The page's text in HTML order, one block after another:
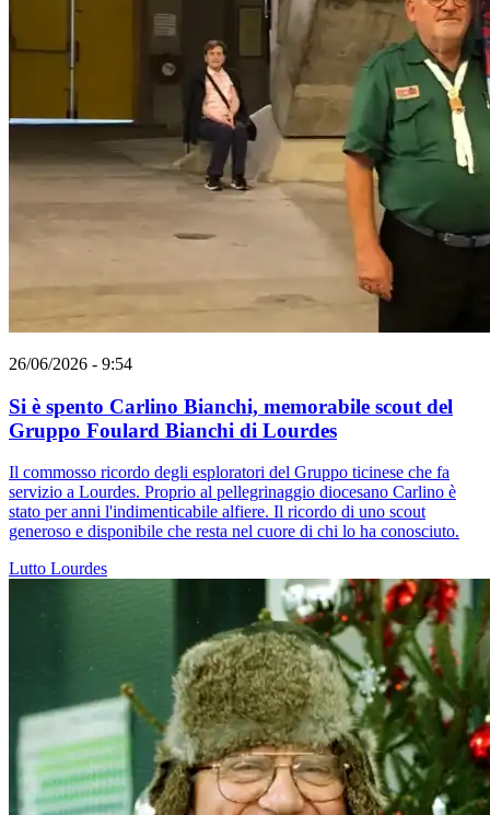
26/06/2026 - 9:54
Si è spento Carlino Bianchi, memorabile scout del
Gruppo Foulard Bianchi di Lourdes
Il commosso ricordo degli esploratori del Gruppo ticinese che fa
servizio a Lourdes. Proprio al pellegrinaggio diocesano Carlino è
stato per anni l'indimenticabile alfiere. Il ricordo di uno scout
generoso e disponibile che resta nel cuore di chi lo ha conosciuto.
Lutto Lourdes